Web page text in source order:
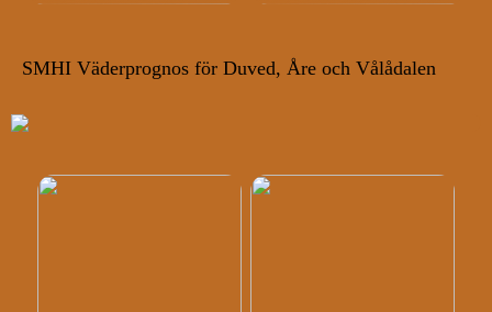
SMHI Väderprognos för Duved, Åre och Vålådalen